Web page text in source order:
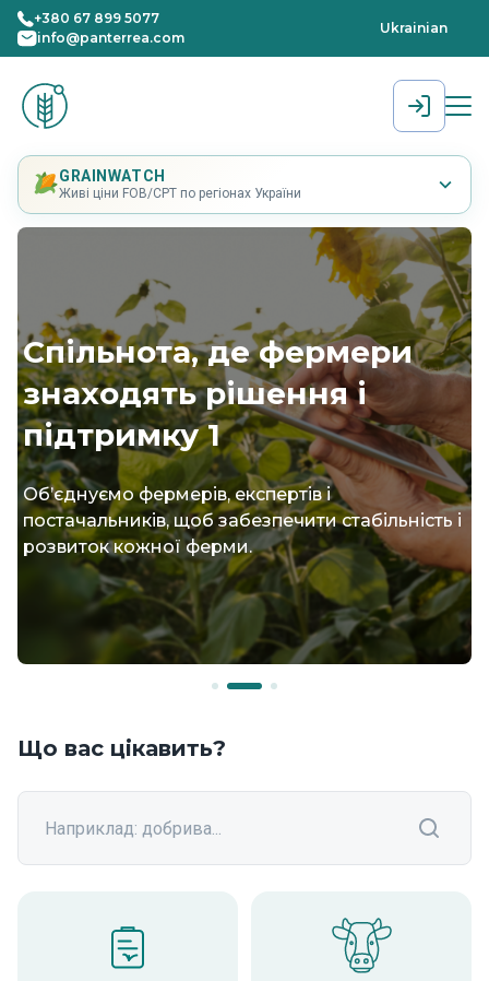
+380 67 899 5077
info@panterrea.com
Ukrainian
GRAINWATCH
Живі ціни FOB/CPT по регіонах України
Cпільнота, де фермери
знаходять рішення і
підтримку 1
Об’єднуємо фермерів, експертів і
постачальників, щоб забезпечити стабільність і
розвиток кожної ферми.
Що вас цікавить?